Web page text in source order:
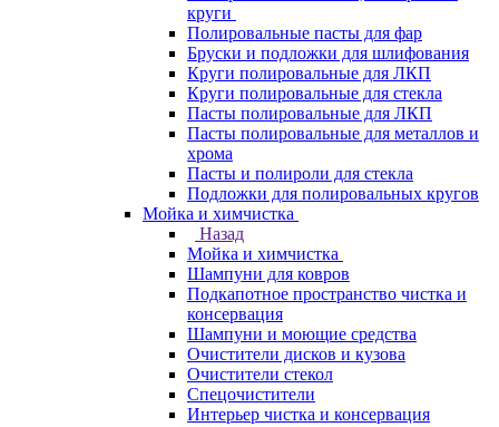
круги
Полировальные пасты для фар
Бруски и подложки для шлифования
Круги полировальные для ЛКП
Круги полировальные для стекла
Пасты полировальные для ЛКП
Пасты полировальные для металлов и
хрома
Пасты и полироли для стекла
Подложки для полировальных кругов
Мойка и химчистка
Назад
Мойка и химчистка
Шампуни для ковров
Подкапотное пространство чистка и
консервация
Шампуни и моющие средства
Очистители дисков и кузова
Очистители стекол
Спецочистители
Интерьер чистка и консервация